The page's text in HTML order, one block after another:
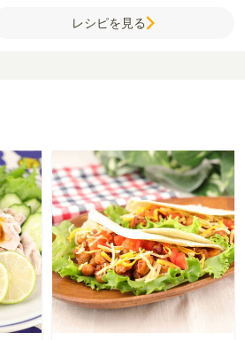
ごま油【A】しょうゆ
レシピを見る